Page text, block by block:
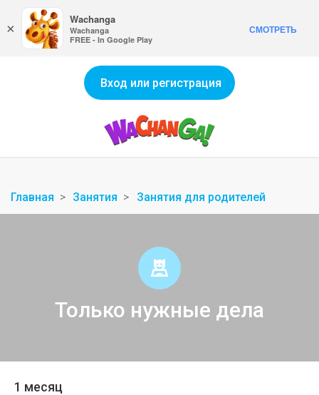
Вход или регистрация
Главная Занятия Занятия для родителей
Только нужные дела
1 месяц
×
Wachanga
Wachanga
FREE - In Google Play
СМОТРЕТЬ